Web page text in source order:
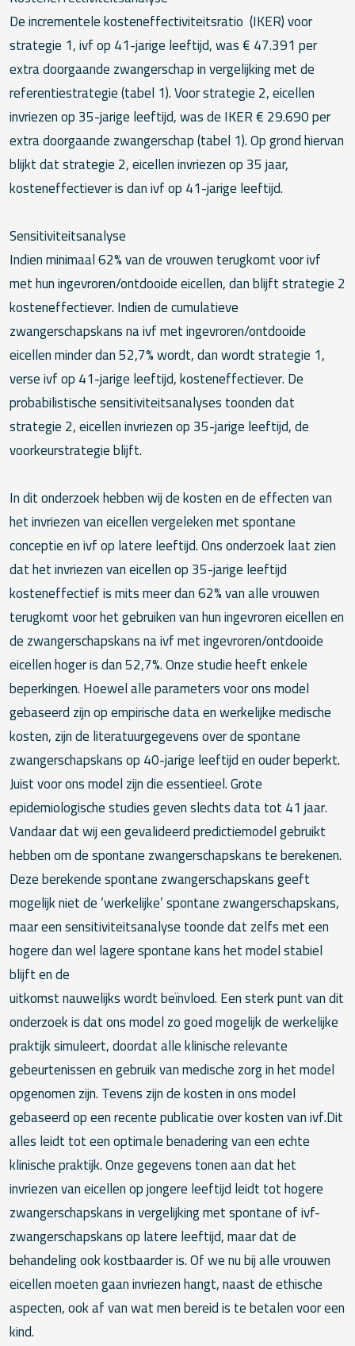
De incrementele kosteneffectiviteitsratio (IKER) voor
strategie 1, ivf op 41-jarige leeftijd, was € 47.391 per
extra doorgaande zwangerschap in vergelijking met de
referentiestrategie (tabel 1). Voor strategie 2, eicellen
invriezen op 35-jarige leeftijd, was de IKER € 29.690 per
extra doorgaande zwangerschap (tabel 1). Op grond hiervan
blijkt dat strategie 2, eicellen invriezen op 35 jaar,
kosteneffectiever is dan ivf op 41-jarige leeftijd.
Sensitiviteitsanalyse
Indien minimaal 62% van de vrouwen terugkomt voor ivf
met hun ingevroren/ontdooide eicellen, dan blijft strategie 2
kosteneffectiever. Indien de cumulatieve
zwangerschapskans na ivf met ingevroren/ontdooide
eicellen minder dan 52,7% wordt, dan wordt strategie 1,
verse ivf op 41-jarige leeftijd, kosteneffectiever. De
probabilistische sensitiviteitsanalyses toonden dat
strategie 2, eicellen invriezen op 35-jarige leeftijd, de
voorkeurstrategie blijft.
In dit onderzoek hebben wij de kosten en de effecten van
het invriezen van eicellen vergeleken met spontane
conceptie en ivf op latere leeftijd. Ons onderzoek laat zien
dat het invriezen van eicellen op 35-jarige leeftijd
kosteneffectief is mits meer dan 62% van alle vrouwen
terugkomt voor het gebruiken van hun ingevroren eicellen en
de zwangerschapskans na ivf met ingevroren/ontdooide
eicellen hoger is dan 52,7%. Onze studie heeft enkele
beperkingen. Hoewel alle parameters voor ons model
gebaseerd zijn op empirische data en werkelijke medische
kosten, zijn de literatuurgegevens over de spontane
zwangerschapskans op 40-jarige leeftijd en ouder beperkt.
Juist voor ons model zijn die essentieel. Grote
epidemiologische studies geven slechts data tot 41 jaar.
Vandaar dat wij een gevalideerd predictiemodel gebruikt
hebben om de spontane zwangerschapskans te berekenen.
Deze berekende spontane zwangerschapskans geeft
mogelijk niet de ‘werkelijke’ spontane zwangerschapskans,
maar een sensitiviteitsanalyse toonde dat zelfs met een
hogere dan wel lagere spontane kans het model stabiel
blijft en de
uitkomst nauwelijks wordt beïnvloed. Een sterk punt van dit
onderzoek is dat ons model zo goed mogelijk de werkelijke
praktijk simuleert, doordat alle klinische relevante
gebeurtenissen en gebruik van medische zorg in het model
opgenomen zijn. Tevens zijn de kosten in ons model
gebaseerd op een recente publicatie over kosten van ivf.Dit
alles leidt tot een optimale benadering van een echte
klinische praktijk. Onze gegevens tonen aan dat het
invriezen van eicellen op jongere leeftijd leidt tot hogere
zwangerschapskans in vergelijking met spontane of ivf-
zwangerschapskans op latere leeftijd, maar dat de
behandeling ook kostbaarder is. Of we nu bij alle vrouwen
eicellen moeten gaan invriezen hangt, naast de ethische
aspecten, ook af van wat men bereid is te betalen voor een
kind.